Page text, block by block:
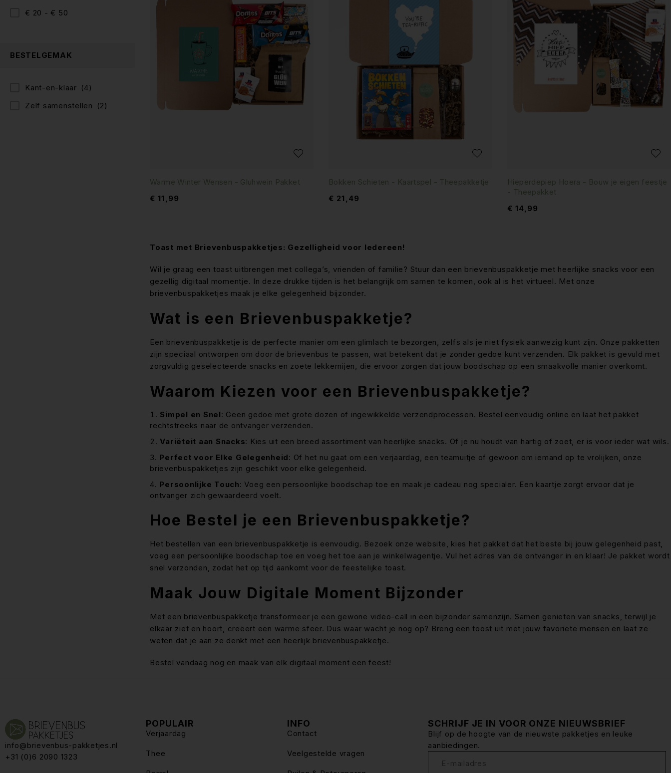
€ 20 - € 50
BESTELGEMAK
Kant-en-klaar (4)
Zelf samenstellen
(2)
Warme Winter Wensen - Gluhwein Pakket
€ 11,99
Bokken Schieten - Kaartspel - Theepakketje
€ 21,49
Hieperdepiep Hoera - Bouw je eigen feestje
- Theepakket
€ 14,99
Toast met Brievenbuspakketjes: Gezelligheid voor Iedereen!
Wil je graag een toast uitbrengen met collega’s, vrienden of familie? Stuur dan een brievenbuspakketje met heerlijke snacks voor een
gezellig digitaal momentje. In deze drukke tijden is het belangrijk om samen te komen, ook al is het virtueel. Met onze
brievenbuspakketjes maak je elke gelegenheid bijzonder.
Wat is een Brievenbuspakketje?
Een brievenbuspakketje is de perfecte manier om een glimlach te bezorgen, zelfs als je niet fysiek aanwezig kunt zijn. Onze pakketten
zijn speciaal ontworpen om door de brievenbus te passen, wat betekent dat je zonder gedoe kunt verzenden. Elk pakket is gevuld met
zorgvuldig geselecteerde snacks en zoete lekkernijen, die ervoor zorgen dat jouw boodschap op een smaakvolle manier overkomt.
Waarom Kiezen voor een Brievenbuspakketje?
Simpel en Snel: Geen gedoe met grote dozen of ingewikkelde verzendprocessen. Bestel eenvoudig online en laat het pakket
rechtstreeks naar de ontvanger verzenden.
Variëteit aan Snacks: Kies uit een breed assortiment van heerlijke snacks. Of je nu houdt van hartig of zoet, er is voor ieder wat wils.
Perfect voor Elke Gelegenheid: Of het nu gaat om een verjaardag, een teamuitje of gewoon om iemand op te vrolijken, onze
brievenbuspakketjes zijn geschikt voor elke gelegenheid.
Persoonlijke Touch: Voeg een persoonlijke boodschap toe en maak je cadeau nog specialer. Een kaartje zorgt ervoor dat je
ontvanger zich gewaardeerd voelt.
Hoe Bestel je een Brievenbuspakketje?
Het bestellen van een brievenbuspakketje is eenvoudig. Bezoek onze website, kies het pakket dat het beste bij jouw gelegenheid past,
voeg een persoonlijke boodschap toe en voeg het toe aan je winkelwagentje. Vul het adres van de ontvanger in en klaar! Je pakket wordt
snel verzonden, zodat het op tijd aankomt voor de feestelijke toast.
Maak Jouw Digitale Moment Bijzonder
Met een brievenbuspakketje transformeer je een gewone video-call in een bijzonder samenzijn. Samen genieten van snacks, terwijl je
elkaar ziet en hoort, creëert een warme sfeer. Dus waar wacht je nog op? Breng een toost uit met jouw favoriete mensen en laat ze
weten dat je aan ze denkt met een heerlijk brievenbuspakketje.
Bestel vandaag nog en maak van elk digitaal moment een feest!
info@brievenbus-pakketjes.nl
+31 (0)6 2090 1323
POPULAIR
Verjaardag
Thee
INFO
Contact
Veelgestelde vragen
SCHRIJF JE IN VOOR ONZE NIEUWSBRIEF
Blijf op de hoogte van de nieuwste pakketjes en leuke
aanbiedingen.